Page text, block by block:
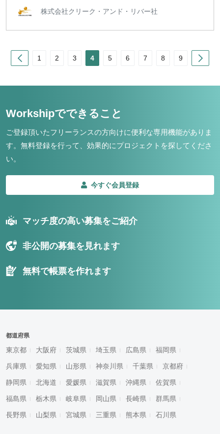
株式会社クリーク・アンド・リバー社
Prev1 2 3 4 5 6 7 8 9
Workshipでできること
ご登録頂いたフリーランスの方向けに便利な専用機能がありま
す。 無料登録を行って、効果的にプロジェクトを探してくださ
い。
今すぐ会員登録
マッチ度の高い募集をご紹介
非公開の募集を見れます
無料で帳票を作れます
都道府県
東京都 大阪府 茨城県 埼玉県 広島県 福岡県
兵庫県 愛知県 山形県 神奈川県 千葉県 京都府
静岡県 北海道 愛媛県 滋賀県 沖縄県 佐賀県
福島県 栃木県 岐阜県 岡山県 長崎県 群馬県
長野県 山梨県 宮城県 三重県 熊本県 石川県